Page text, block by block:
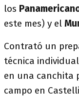
los
este mes) y el
Contrató un
técnica
en una canchita
campo en